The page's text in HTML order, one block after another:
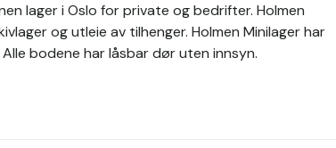
lager i Oslo for private og bedrifter. Holmen
og utleie av tilhenger. Holmen Minilager har
bodene har låsbar dør uten innsyn.